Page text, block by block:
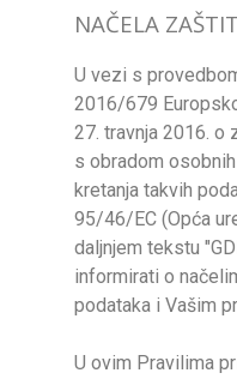
NAČELA
U vezi s
2016/679
27. travnja 2016.
s obradom
kretanja takvih
95/46/EC (Opća
daljnjem tekstu
informirati o
podataka i Vašim
U ovim Pravilima